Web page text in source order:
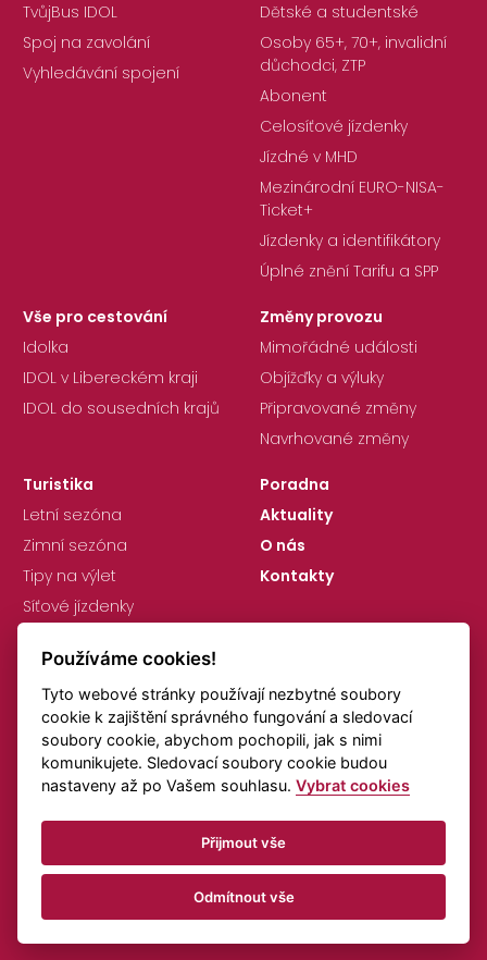
TvůjBus IDOL
Spoj na zavolání
Vyhledávání spojení
Dětské a studentské
Osoby 65+, 70+, invalidní
důchodci, ZTP
Abonent
Celosíťové jízdenky
Jízdné v MHD
Mezinárodní EURO-NISA-
Ticket+
Jízdenky a identifikátory
Úplné znění Tarifu a SPP
Vše pro cestování
Idolka
IDOL v Libereckém kraji
IDOL do sousedních krajů
Změny provozu
Mimořádné události
Objížďky a výluky
Připravované změny
Navrhované změny
Turistika
Letní sezóna
Zimní sezóna
Tipy na výlet
Síťové jízdenky
Poradna
Aktuality
O nás
Kontakty
GDPR
Nastavení cookies
Připomínky k jízdním řádům
Doprava online
© KORID LK, spol. s r.o., Všechna práva vyhrazena.
Vytvořeno vBeneš & Michl
Používáme cookies!
Tyto webové stránky používají nezbytné soubory
cookie k zajištění správného fungování a sledovací
soubory cookie, abychom pochopili, jak s nimi
komunikujete. Sledovací soubory cookie budou
nastaveny až po Vašem souhlasu.Vybrat cookies
Přijmout vše
Odmítnout vše